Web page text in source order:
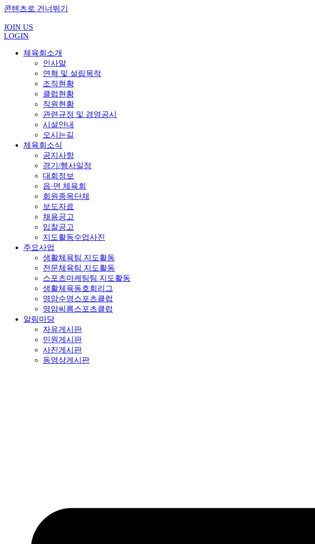
콘텐츠로 건너뛰기
JOIN US
LOGIN
체육회소개
인사말
연혁 및 설립목적
조직현황
클럽현황
직원현황
관련규정 및 경영공시
시설안내
오시는길
체육회소식
공지사항
경기/행사일정
대회정보
읍·면 체육회
회원종목단체
보도자료
채용공고
입찰공고
지도활동수업사진
주요사업
생활체육팀 지도활동
전문체육팀 지도활동
스포츠마케팅팀 지도활동
생활체육동호회리그
영암수영스포츠클럽
영암씨름스포츠클럽
알림마당
자유게시판
민원게시판
사진게시판
동영상게시판